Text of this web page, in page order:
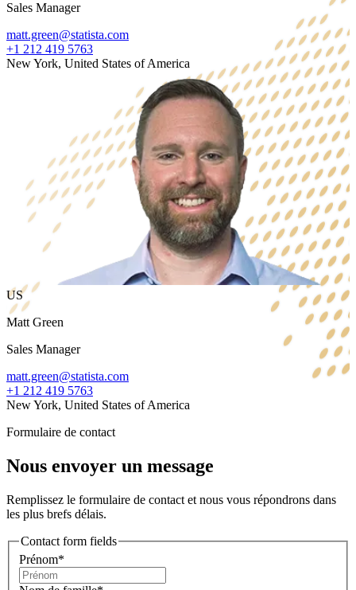
Sales Manager
matt.green@statista.com
+1 212 419 5763
New York, United States of America
US
Matt Green
Sales Manager
matt.green@statista.com
+1 212 419 5763
New York, United States of America
Formulaire de contact
Nous envoyer un message
Remplissez le formulaire de contact et nous vous répondrons dans
les plus brefs délais.
Contact form fields
Prénom*